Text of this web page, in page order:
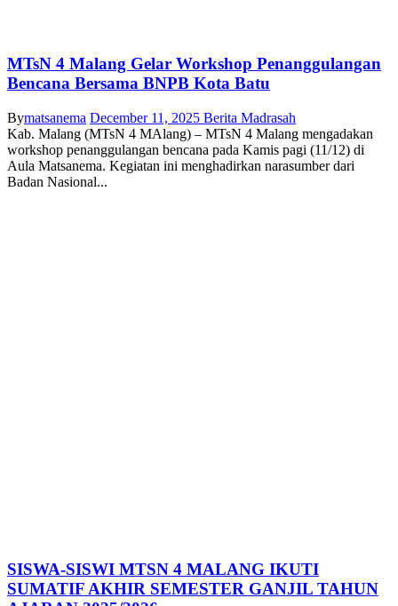
MTsN 4 Malang Gelar Workshop Penanggulangan
Bencana Bersama BNPB Kota Batu
Bymatsanema December 11, 2025 Berita Madrasah
Kab. Malang (MTsN 4 MAlang) – MTsN 4 Malang mengadakan
workshop penanggulangan bencana pada Kamis pagi (11/12) di
Aula Matsanema. Kegiatan ini menghadirkan narasumber dari
Badan Nasional...
SISWA-SISWI MTSN 4 MALANG IKUTI
SUMATIF AKHIR SEMESTER GANJIL TAHUN